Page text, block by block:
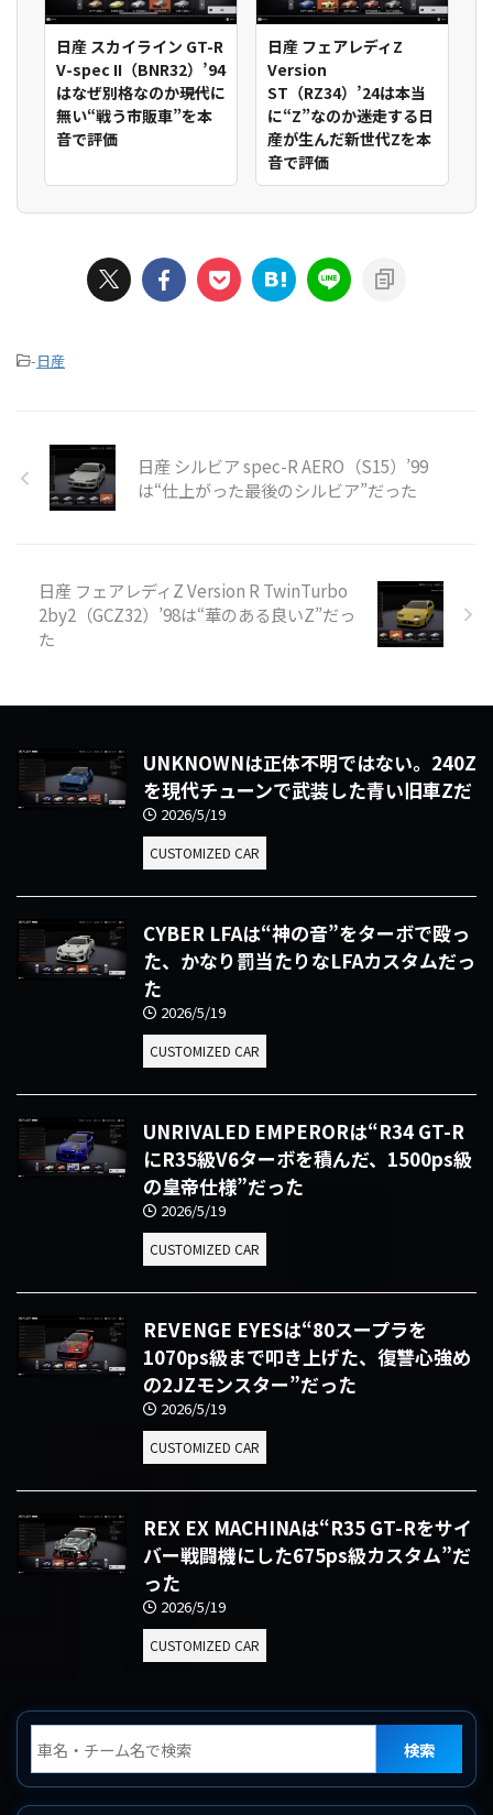
日産 スカイライン GT-R
V-spec II（BNR32）’94
はなぜ別格なのか――現代に
無い“戦う市販車”を本
音で評価
日産 フェアレディZ
Version
ST（RZ34）’24は本当
に“Z”なのか――迷走する日
産が生んだ新世代Zを本
音で評価
-日産
日産 シルビア spec-R AERO（S15）’99
は“仕上がった最後のシルビア”だった
日産 フェアレディZ Version R TwinTurbo
2by2（GCZ32）’98は“華のある良いZ”だっ
た
UNKNOWNは正体不明ではない。240Z
を現代チューンで武装した青い旧車Zだ
2026/5/19
CUSTOMIZED CAR
CYBER LFAは“神の音”をターボで殴っ
た、かなり罰当たりなLFAカスタムだっ
た
2026/5/19
CUSTOMIZED CAR
UNRIVALED EMPERORは“R34 GT-R
にR35級V6ターボを積んだ、1500ps級
の皇帝仕様”だった
2026/5/19
CUSTOMIZED CAR
REVENGE EYESは“80スープラを
1070ps級まで叩き上げた、復讐心強め
の2JZモンスター”だった
2026/5/19
CUSTOMIZED CAR
REX EX MACHINAは“R35 GT-Rをサイ
バー戦闘機にした675ps級カスタム”だ
った
2026/5/19
CUSTOMIZED CAR
検索